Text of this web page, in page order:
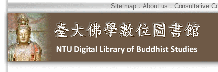
Site map．About us ． Consultative